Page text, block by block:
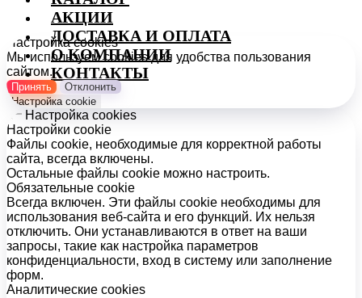
АКЦИИ
ДОСТАВКА И ОПЛАТА
О КОМПАНИИ
КОНТАКТЫ
Настройка cookies
Мы используем cookies для удобства пользования
сайтом.
Принять
Отклонить
Настройка cookie
Настройка cookies
Настройки cookie
Файлы cookie, необходимые для корректной работы
сайта, всегда включены.
Остальные файлы cookie можно настроить.
Обязательные cookie
Всегда включен. Эти файлы cookie необходимы для
использования веб-сайта и его функций. Их нельзя
отключить. Они устанавливаются в ответ на ваши
запросы, такие как настройка параметров
конфиденциальности, вход в систему или заполнение
форм.
Аналитические cookies